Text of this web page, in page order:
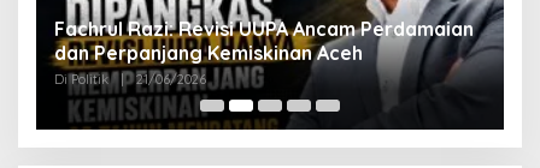
Fachrul Razi: Revisi UUPA Ancam Perdamaian
dan Perpanjang Kemiskinan Aceh
Di Politik | 21/06/2026